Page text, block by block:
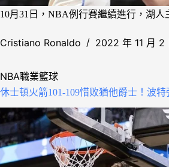
10月31日，NBA例行賽繼續進行，湖
Cristiano Ronaldo 2022 年 11 月 2
NBA職業籃球
休士頓火箭101-109惜败猶他爵士！波